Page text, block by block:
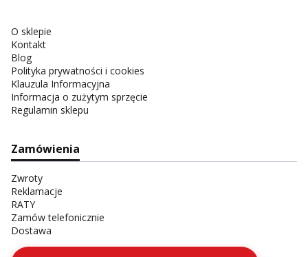
O sklepie
Kontakt
Blog
Polityka prywatności i cookies
Klauzula Informacyjna
Informacja o zużytym sprzęcie
Regulamin sklepu
Zamówienia
Zwroty
Reklamacje
RATY
Zamów telefonicznie
Dostawa